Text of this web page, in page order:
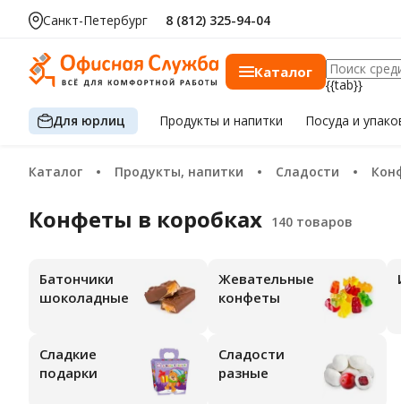
Санкт-Петербург 8 (812) 325-94-04
Каталог
{{tab}}
Для юрлиц Продуктыи напитки Посуда и
Каталог Продукты, напитки Сладости
Конфеты в коробках
Батончики
шоколадные
Жевательные
конфеты
Сладкие
подарки
Сладости
разные